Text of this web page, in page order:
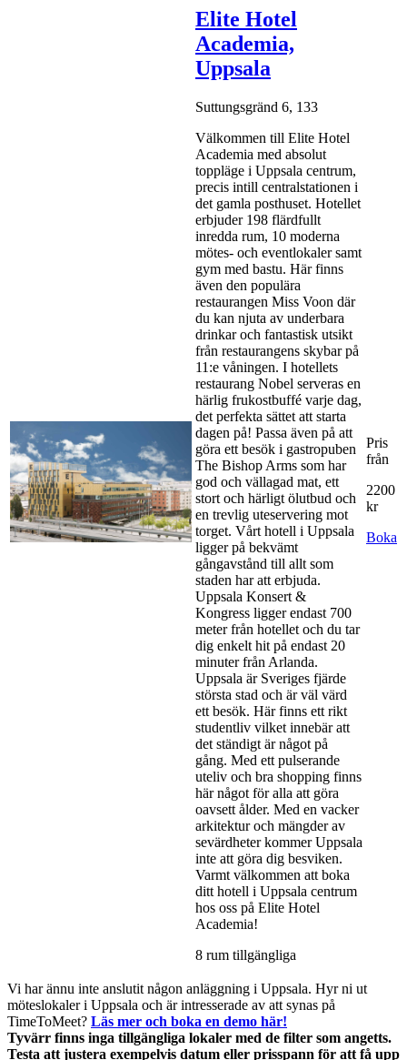
Elite Hotel
Academia,
Uppsala
Suttungsgränd 6, 133
Välkommen till Elite Hotel
Academia med absolut
toppläge i Uppsala centrum,
precis intill centralstationen i
det gamla posthuset. Hotellet
erbjuder 198 flärdfullt
inredda rum, 10 moderna
mötes- och eventlokaler samt
gym med bastu. Här finns
även den populära
restaurangen Miss Voon där
du kan njuta av underbara
drinkar och fantastisk utsikt
från restaurangens skybar på
11:e våningen. I hotellets
restaurang Nobel serveras en
härlig frukostbuffé varje dag,
det perfekta sättet att starta
dagen på! Passa även på att
göra ett besök i gastropuben
The Bishop Arms som har
god och vällagad mat, ett
stort och härligt ölutbud och
en trevlig uteservering mot
torget. Vårt hotell i Uppsala
ligger på bekvämt
gångavstånd till allt som
staden har att erbjuda.
Uppsala Konsert &
Kongress ligger endast 700
meter från hotellet och du tar
dig enkelt hit på endast 20
minuter från Arlanda.
Uppsala är Sveriges fjärde
största stad och är väl värd
ett besök. Här finns ett rikt
studentliv vilket innebär att
det ständigt är något på
gång. Med ett pulserande
uteliv och bra shopping finns
här något för alla att göra
oavsett ålder. Med en vacker
arkitektur och mängder av
sevärdheter kommer Uppsala
inte att göra dig besviken.
Varmt välkommen att boka
ditt hotell i Uppsala centrum
hos oss på Elite Hotel
Academia!
8 rum tillgängliga
Pris
från
2200
kr
Boka
Vi har ännu inte anslutit någon anläggning i Uppsala. Hyr ni ut
möteslokaler i Uppsala och är intresserade av att synas på
TimeToMeet? Läs mer och boka en demo här!
Tyvärr finns inga tillgängliga lokaler med de filter som angetts.
Testa att justera exempelvis datum eller prisspann för att få upp